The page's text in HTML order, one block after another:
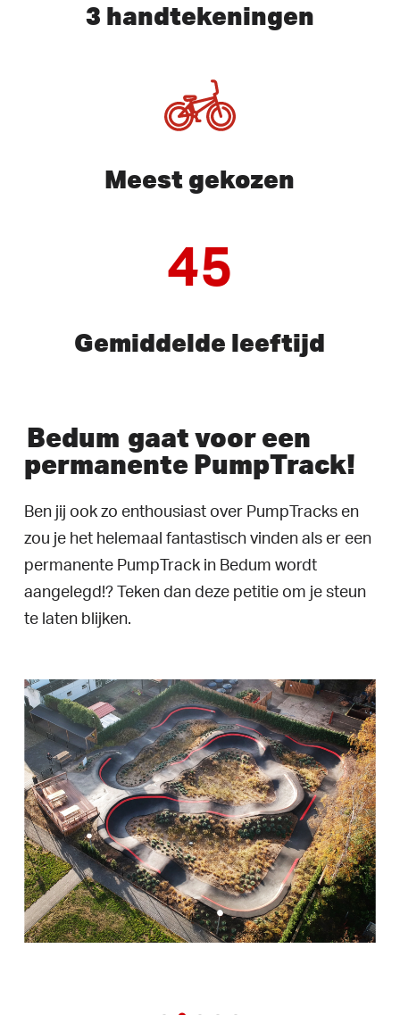
3 handtekeningen
Meest gekozen
45
Gemiddelde leeftijd
Bedum gaat voor een
permanente PumpTrack!
Ben jij ook zo enthousiast over PumpTracks en
zou je het helemaal fantastisch vinden als er een
permanente PumpTrack in Bedum wordt
aangelegd!? Teken dan deze petitie om je steun
te laten blijken.